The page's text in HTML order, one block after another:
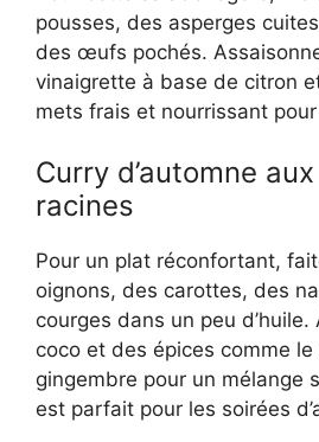
pousses, des asperges
des œufs pochés.
vinaigrette à base de citron et
mets frais et nourrissant
Curry d’automne
racines
Pour un plat réconfortant,
oignons, des carottes, des
courges dans un peu
coco et des épices comme le
gingembre pour un mélange
est parfait pour les soirées